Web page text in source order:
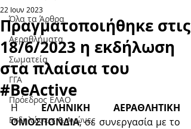
Όλα τα Άρθρα
Αεραθλήματα
Σωματεία
ΓΓΑ
Πρόεδρος ΕΛΑΟ
Εκδηλώσεις & Aγώνες
Πραγματοποιήθηκε στις
18/6/2023 η εκδήλωση
στα πλαίσια του
#BeActive
22 Ιουν 2023
Η ΕΛΛΗΝΙΚΗ ΑΕΡΑΘΛΗΤΙΚΗ
ΟΜΟΣΠΟΝΔΙΑ